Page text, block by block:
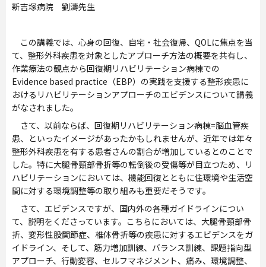
新吉塚病院 劉濤先生
この講義では、心身の回復、自宅・社会復帰、QOLに焦点を当
て、整形外科疾患を対象としたアプローチ方法の概要を共有し、
作業療法の観点から回復期リハビリテーション病棟での
Evidence based practice（EBP）の実践を支援する整形疾患に
おけるリハビリテーションアプローチのエビデンスについて講義
がなされました。
さて、以前ならば、回復期リハビリテーション病棟=脳血管疾
患、といったイメージがあったかもしれませんが、近年では年々
整形外科疾患を有する患者さんの割合が増加しているとのことで
した。特に大腿骨頸部骨折等の転倒後の受傷等が目立つため、リ
ハビリテーションにおいては、機能回復とともに住環境や生活空
間に対する環境調整等の取り組みも重要だそうです。
さて、エビデンスですが、国内外の各種ガイドラインについ
て、説明をくださっています。こちらにおいては、大腿骨頸部骨
折、変形性股関節症、椎体骨折等の疾患に対するエビデンスをガ
イドライン、そして、筋力増加訓練、バランス訓練、課題指向型
アプローチ、行動変容、セルフマネジメント、痛み、環境調整、